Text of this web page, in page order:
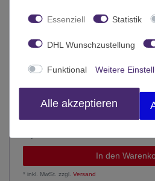
Token Halter 22mm (36)
In den
*inkl. MwSt. zzgl.Versand
Essenziell Statistik
DHL Wunschzustellung
Funktional Weitere
Alle akzeptieren